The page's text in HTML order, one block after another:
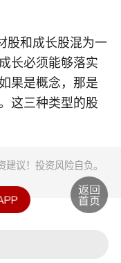
股和成长股混为一
长必须能够落实
果是概念，那是
这三种类型的股
议！投资风险自负。